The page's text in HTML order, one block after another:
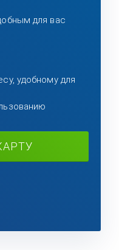
для вас
удобному для